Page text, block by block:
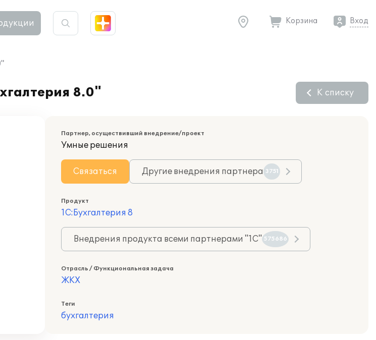
Корзина Вход
8.0" К списку
Партнер, осуществивший внедрение/проект
Умные решения
Связаться Другие внедрения партнера 3751
Продукт
1С:Бухгалтерия 8
Внедрения продукта всеми партнерами "1С" 575686
Отрасль / Функциональная задача
ЖКХ
Теги
бухгалтерия